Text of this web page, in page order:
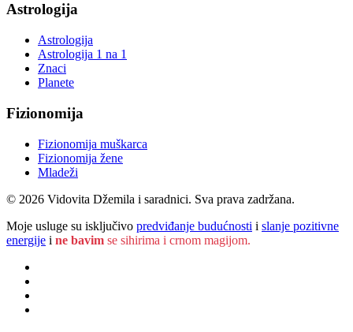
Astrologija
Astrologija
Astrologija 1 na 1
Znaci
Planete
Fizionomija
Fizionomija muškarca
Fizionomija žene
Mladeži
© 2026 Vidovita Džemila i saradnici. Sva prava zadržana.
Moje usluge su isključivo predviđanje budućnosti i slanje pozitivne
energije i ne bavim se sihirima i crnom magijom.